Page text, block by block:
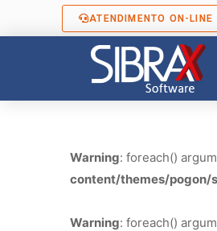
ATENDIMENTO ON-LINE
Warning: foreach()
content/themes/pogon/
Warning: foreach()